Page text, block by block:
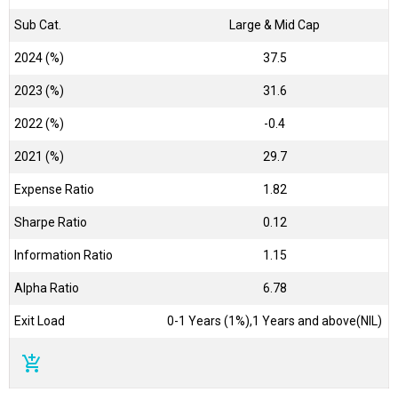
Sub Cat. Large & Mid Cap
2024 (%) 37.5
2023 (%) 31.6
2022 (%) -0.4
2021 (%) 29.7
Expense Ratio 1.82
Sharpe Ratio 0.12
Information Ratio 1.15
Alpha Ratio 6.78
Exit Load 0-1 Years (1%),1 Years and above(NIL)
add_shopping_cart